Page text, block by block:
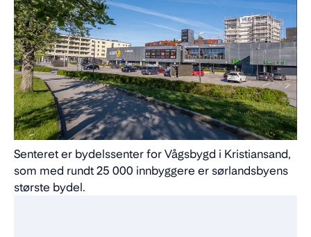
Senteret er bydelssenter for Vågsbygd i Kristiansand,
som med rundt 25 000 innbyggere er sørlandsbyens
største bydel.